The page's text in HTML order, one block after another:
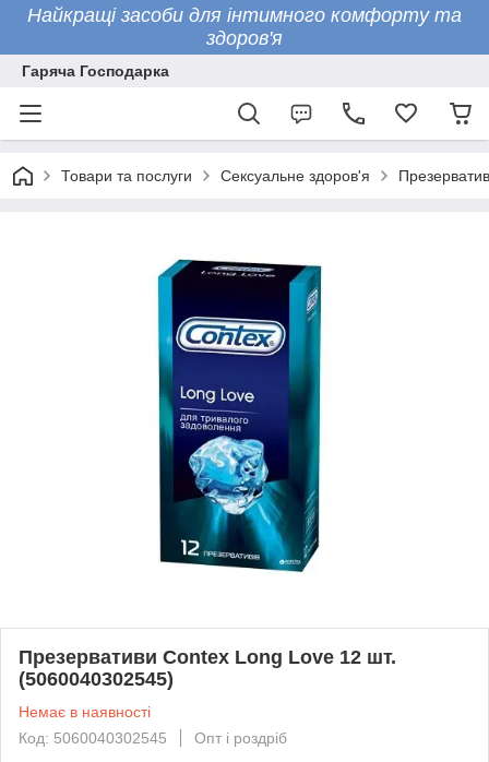
Найкращі засоби для інтимного комфорту та
здоров'я
Гаряча Господарка
Товари та послуги Сексуальне здоров'я
Презервативи Contex Long Love 12 шт.
(5060040302545)
Немає в наявності
Код: 5060040302545
Опт і роздріб